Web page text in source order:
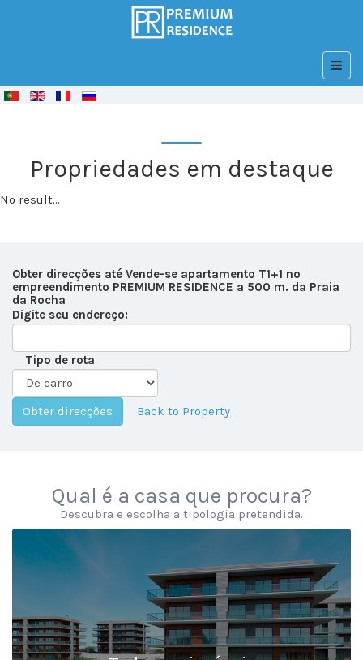
© FreeJoomla! 3 Modules
Propriedades em destaque
No result...
Obter direcções até Vende-se apartamento T1+1 no
empreendimento PREMIUM RESIDENCE a 500 m. da Praia
da Rocha
Digite seu endereço:
Tipo de rota
Back to Property
Qual é a casa que procura?
Descubra e escolha a tipologia pretendida.